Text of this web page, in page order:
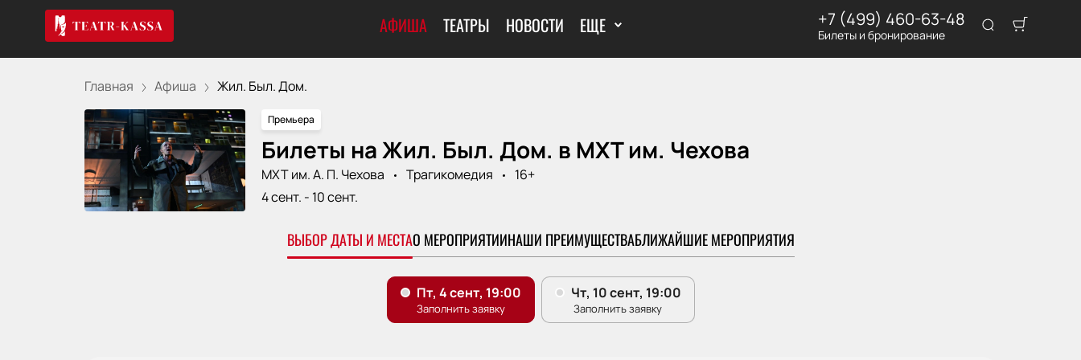
АФИША ТЕАТРЫ НОВОСТИ ЕЩЕ +7 (499) 460-63-48
Билеты и бронирование
Главная Афиша Жил. Был. Дом.
Премьера
Билеты на Жил. Был. Дом. в МХТ им. Чехова
МХТ им. А. П. Чехова Трагикомедия
16+
4 сент. - 10 сент.
ВЫБОР ДАТЫ И МЕСТАО МЕРОПРИЯТИИНАШИ ПРЕИМУЩЕСТВАБЛИЖАЙШИЕ МЕРОПРИЯТИЯ